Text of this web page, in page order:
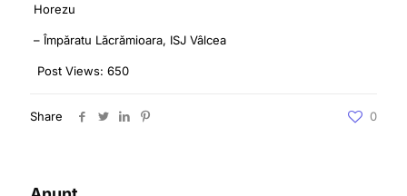
Horezu
– Împăratu Lăcrămioara, ISJ Vâlcea
Post Views: 650
Share 0